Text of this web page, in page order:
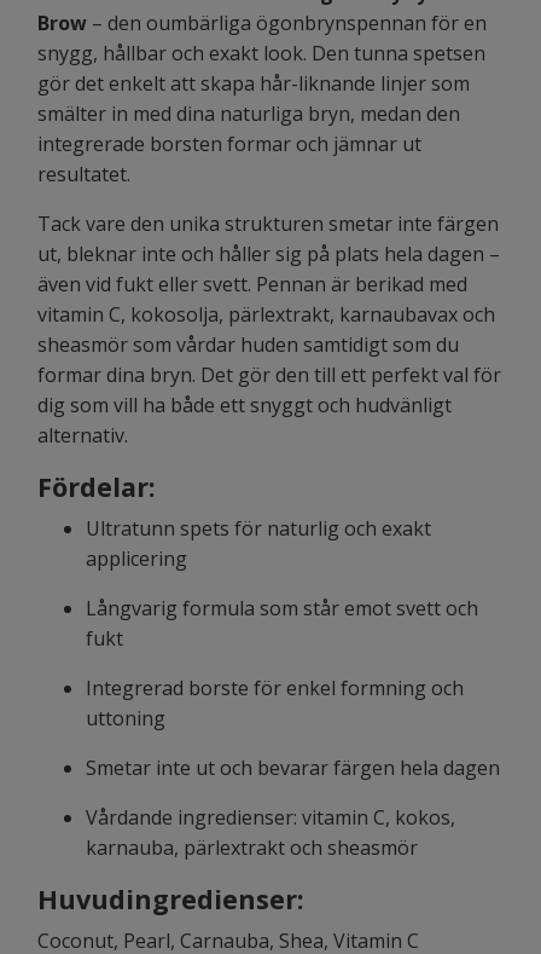
Brow – den oumbärliga ögonbrynspennan för en
snygg, hållbar och exakt look. Den tunna spetsen
gör det enkelt att skapa hår-liknande linjer som
smälter in med dina naturliga bryn, medan den
integrerade borsten formar och jämnar ut
resultatet.
Tack vare den unika strukturen smetar inte färgen
ut, bleknar inte och håller sig på plats hela dagen –
även vid fukt eller svett. Pennan är berikad med
vitamin C, kokosolja, pärlextrakt, karnaubavax och
sheasmör som vårdar huden samtidigt som du
formar dina bryn. Det gör den till ett perfekt val för
dig som vill ha både ett snyggt och hudvänligt
alternativ.
Fördelar:
Ultratunn spets för naturlig och exakt
applicering
Långvarig formula som står emot svett och
fukt
Integrerad borste för enkel formning och
uttoning
Smetar inte ut och bevarar färgen hela dagen
Vårdande ingredienser: vitamin C, kokos,
karnauba, pärlextrakt och sheasmör
Huvudingredienser:
Coconut, Pearl, Carnauba, Shea, Vitamin C